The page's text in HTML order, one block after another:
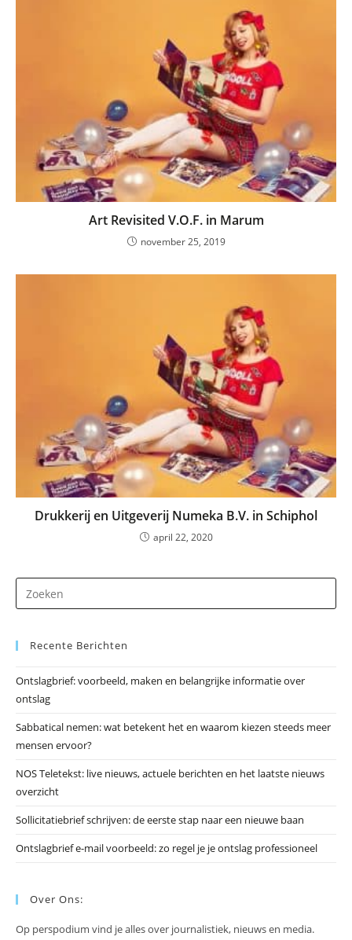
Art Revisited V.O.F. in Marum
november 25, 2019
Drukkerij en Uitgeverij Numeka B.V. in Schiphol
april 22, 2020
op
Recente Berichten
Ontslagbrief: voorbeeld, maken en belangrijke informatie over
ontslag
Sabbatical nemen: wat betekent het en waarom kiezen steeds meer
mensen ervoor?
NOS Teletekst: live nieuws, actuele berichten en het laatste nieuws
overzicht
Sollicitatiebrief schrijven: de eerste stap naar een nieuwe baan
Ontslagbrief e-mail voorbeeld: zo regel je je ontslag professioneel
Over Ons:
Op perspodium vind je alles over journalistiek, nieuws en media.